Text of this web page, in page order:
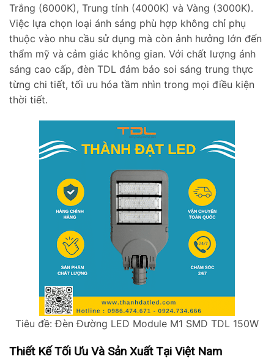
Trắng (6000K), Trung tính (4000K) và Vàng (3000K).
Việc lựa chọn loại ánh sáng phù hợp không chỉ phụ
thuộc vào nhu cầu sử dụng mà còn ảnh hưởng lớn đến
thẩm mỹ và cảm giác không gian. Với chất lượng ánh
sáng cao cấp, đèn TDL đảm bảo soi sáng trung thực
từng chi tiết, tối ưu hóa tầm nhìn trong mọi điều kiện
thời tiết.
Tiêu đề: Đèn Đường LED Module M1 SMD TDL 150W
Thiết Kế Tối Ưu Và Sản Xuất Tại Việt Nam